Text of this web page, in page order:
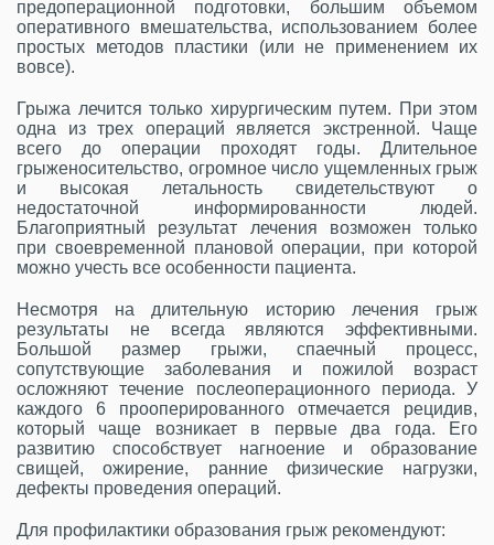
предоперационной подготовки, большим объемом
оперативного вмешательства, использованием более
простых методов пластики (или не применением их
вовсе).
Грыжа лечится только хирургическим путем. При этом
одна из трех операций является экстренной. Чаще
всего до операции проходят годы. Длительное
грыженосительство, огромное число ущемленных грыж
и высокая летальность свидетельствуют о
недостаточной информированности людей.
Благоприятный результат лечения возможен только
при своевременной плановой операции, при которой
можно учесть все особенности пациента.
Несмотря на длительную историю лечения грыж
результаты не всегда являются эффективными.
Большой размер грыжи, спаечный процесс,
сопутствующие заболевания и пожилой возраст
осложняют течение послеоперационного периода. У
каждого 6 прооперированного отмечается рецидив,
который чаще возникает в первые два года. Его
развитию способствует нагноение и образование
свищей, ожирение, ранние физические нагрузки,
дефекты проведения операций.
Для профилактики образования грыж рекомендуют: